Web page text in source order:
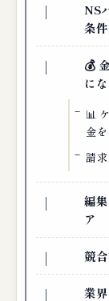
NS
条
💰
に
📊
金
請
編
ア
競
業